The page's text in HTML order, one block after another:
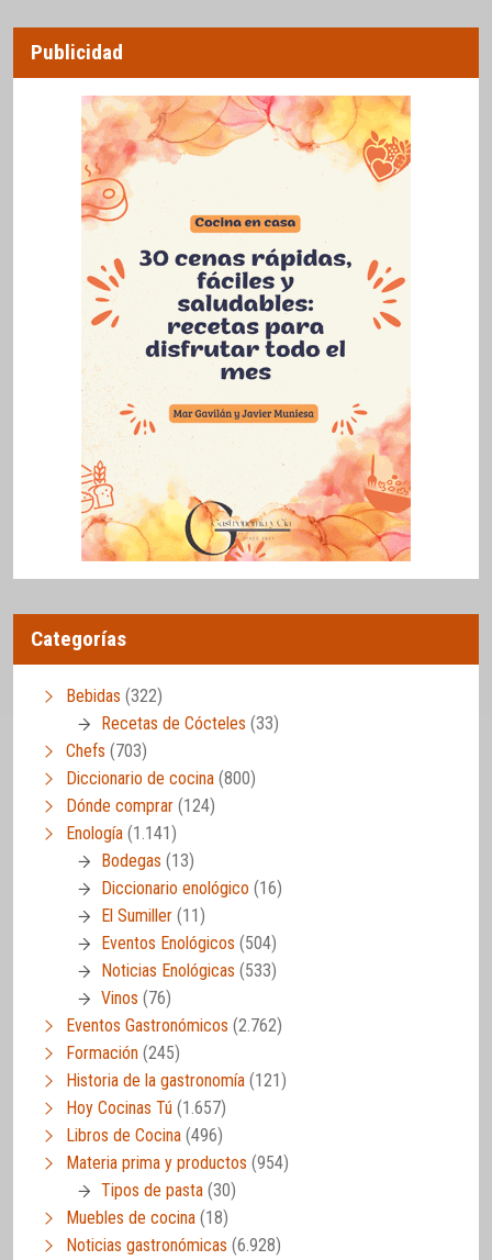
Publicidad
Categorías
Bebidas (322)
Recetas de Cócteles (33)
Chefs (703)
Diccionario de cocina (800)
Dónde comprar (124)
Enología (1.141)
Bodegas (13)
Diccionario enológico (16)
El Sumiller (11)
Eventos Enológicos (504)
Noticias Enológicas (533)
Vinos (76)
Eventos Gastronómicos (2.762)
Formación (245)
Historia de la gastronomía (121)
Hoy Cocinas Tú (1.657)
Libros de Cocina (496)
Materia prima y productos (954)
Tipos de pasta (30)
Muebles de cocina (18)
Noticias gastronómicas (6.928)